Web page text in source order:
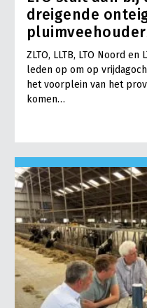
dreigende
ZLTO, LLTB, LTO Noord
leden op om op
het voorplein van het
komen…